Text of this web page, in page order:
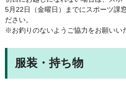
5月22日（金曜日）までにスポーツ課
ださい。
※お釣りのないようご協力をお願いい
服装・持ち物